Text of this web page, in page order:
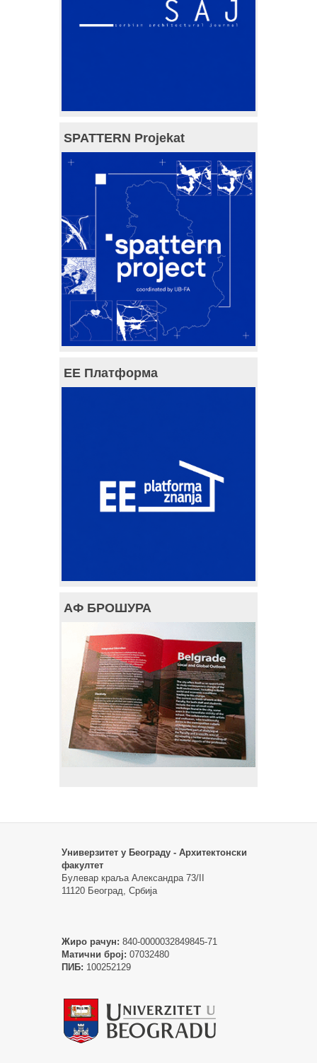
SPATTERN Projekat
ЕЕ Платформа
АФ БРОШУРА
Универзитет у Београду - Архитектонски
факултет
Булевар краља Александра 73/II
11120 Београд, Србија
Жиро рачун: 840-0000032849845-71
Матични број: 07032480
ПИБ: 100252129